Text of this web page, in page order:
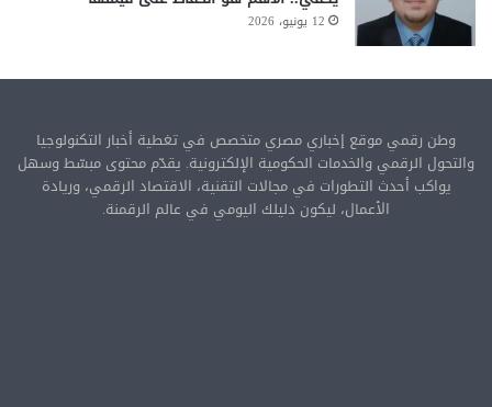
12 يونيو، 2026
وطن رقمي موقع إخباري مصري متخصص في تغطية أخبار التكنولوجيا
والتحول الرقمي والخدمات الحكومية الإلكترونية. يقدّم محتوى مبسّط وسهل
يواكب أحدث التطورات في مجالات التقنية، الاقتصاد الرقمي، وريادة
الأعمال، ليكون دليلك اليومي في عالم الرقمنة.